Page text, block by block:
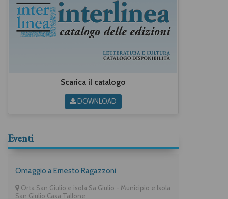
Scarica il catalogo
DOWNLOAD
Eventi
Omaggio a Ernesto Ragazzoni
Orta San Giulio e isola Sa Giulio - Municipio e Isola
San Giulio Casa Tallone